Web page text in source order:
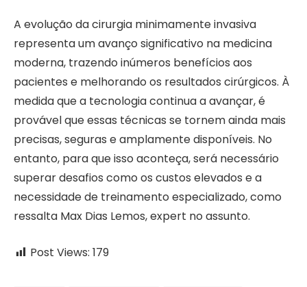
A evolução da cirurgia minimamente invasiva
representa um avanço significativo na medicina
moderna, trazendo inúmeros benefícios aos
pacientes e melhorando os resultados cirúrgicos. À
medida que a tecnologia continua a avançar, é
provável que essas técnicas se tornem ainda mais
precisas, seguras e amplamente disponíveis. No
entanto, para que isso aconteça, será necessário
superar desafios como os custos elevados e a
necessidade de treinamento especializado, como
ressalta Max Dias Lemos, expert no assunto.
Post Views: 179